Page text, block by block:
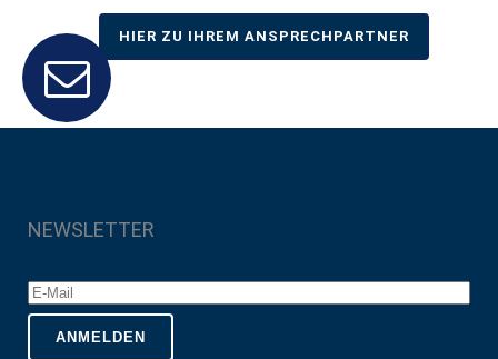
HIER ZU IHREM ANSPRECHPARTNER
NEWSLETTER